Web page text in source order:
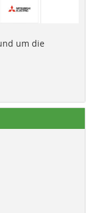
um die